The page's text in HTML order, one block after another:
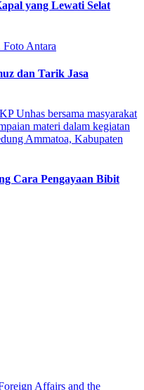
yang Lewati Selat
dan Tarik Jasa
Cara Pengayaan Bibit